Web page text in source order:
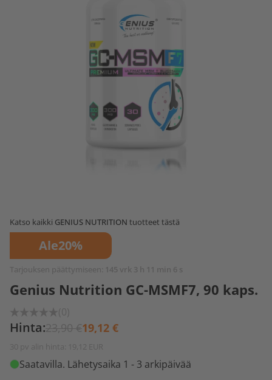
Katso kaikki GENIUS NUTRITION tuotteet tästä
Ale20%
Tarjouksen päättymiseen: 145 vrk 3 h 11 min 6 s
Genius Nutrition GC-MSMF7, 90 kaps.
(0)
Hinta:23,90 €19,12 €
30 pv alin hinta: 19,12 EUR
Saatavilla. Lähetysaika 1 - 3 arkipäivää